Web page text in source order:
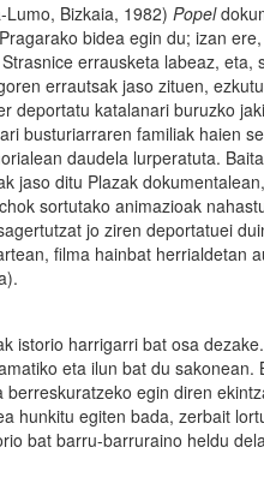
Bizkaia, 1982) Popel
bidea egin du; izan
errausketa labeaz, eta,
errautsak jaso zituen,
deportatu katalanari buruzko
busturiarraren familiak haien
daudela lurperatuta.
jaso ditu Plazak
sortutako animazioak
jo ziren deportatuei
filma hainbat herrialdetan
istorio harrigarri bat osa
eta ilun bat du sakonean.
egin diren
hunkitu egiten bada, zerbait
bat barru-barruraino heldu